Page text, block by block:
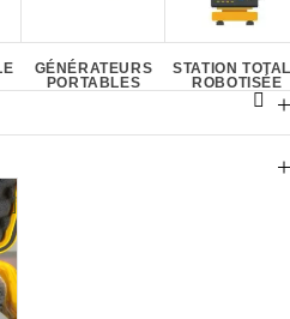
GÉNÉRATEURS
PORTABLES
STATION
ROBOTISÉE